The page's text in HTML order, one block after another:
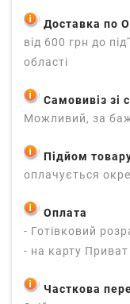
Доставка по
від 600 грн до
області
Самовивіз зі
Можливий, за
Підйом
оплачується
Оплата
- Готівковий
- на карту
Часткова